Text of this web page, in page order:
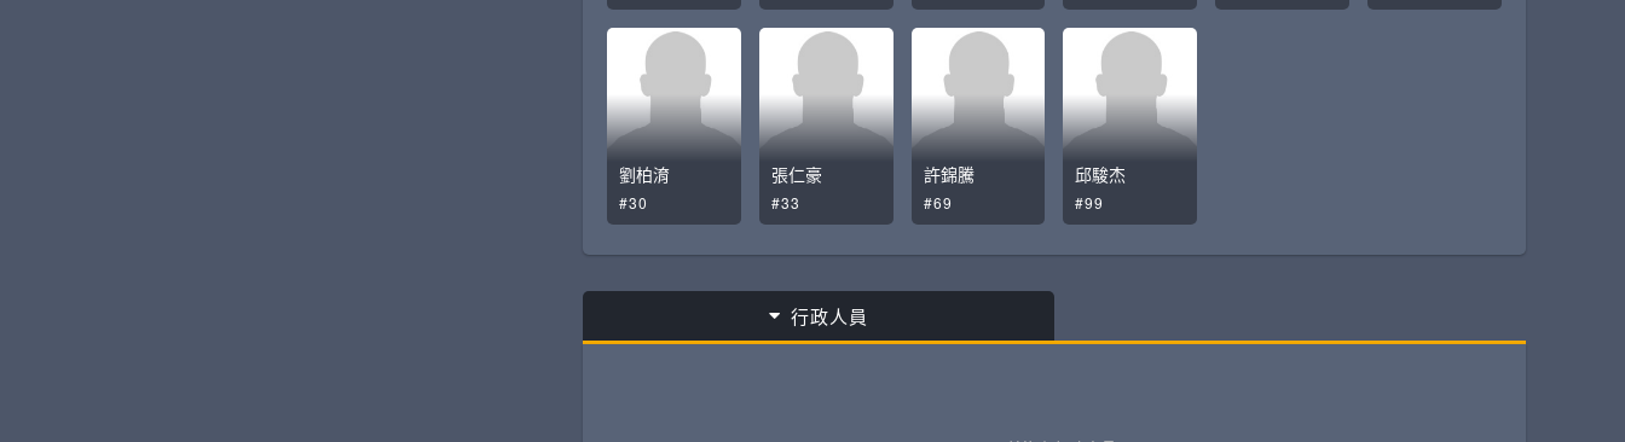
劉柏淯
#30
張仁豪
#33
許錦騰
#69
邱駿杰
#99
行政人員